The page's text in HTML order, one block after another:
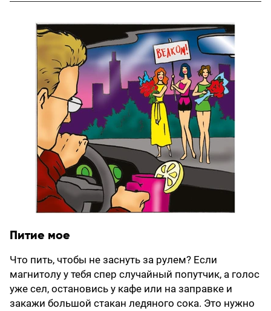
Питие мое
Что пить, чтобы не заснуть за рулем? Если
магнитолу у тебя спер случайный попутчик, а голос
уже сел, остановись у кафе или на заправке и
закажи большой стакан ледяного сока. Это нужно